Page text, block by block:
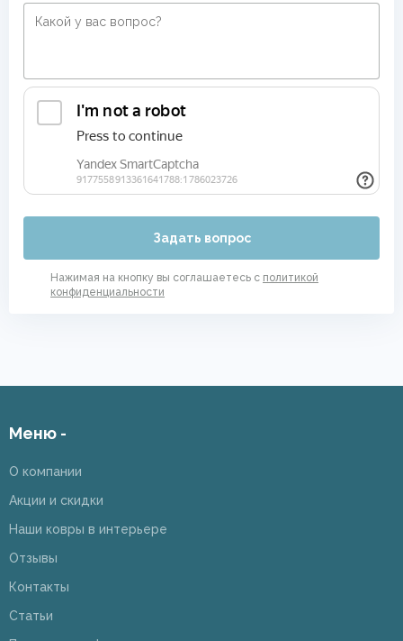
Задать вопрос
Нажимая на кнопку вы соглашаетесь с политикой
конфиденциальности
Меню -
О компании
Акции и скидки
Наши ковры в интерьере
Отзывы
Контакты
Статьи